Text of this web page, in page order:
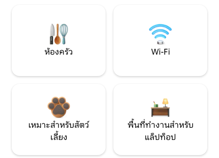
ห้องครัว Wi-Fi
เหมาะสำหรับสัตว์
เลี้ยง
พื้นที่ทำงานสำหรับ
แล็ปท็อป